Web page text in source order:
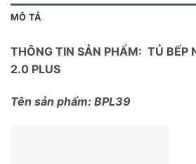
MÔ TẢ
THÔNG TIN SẢN PHẨM: TỦ BẾP
2.0 PLUS
Tên sản phẩm: BPL39